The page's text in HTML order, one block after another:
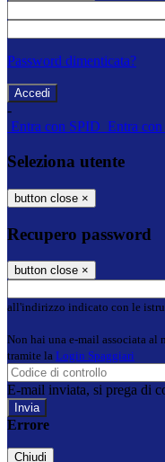
Password dimenticata?
-
Entra con SPID Entra
Seleziona utente
button close ×
Recupero password
button close ×
all'indirizzo indicato con le
Non hai una e-mail associata al
tramite la Login Spaggiari
E-mail inviata, si prega di
Errore
Chiudi